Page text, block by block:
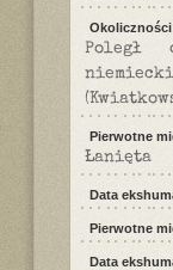
Poległ
Pierwotne
Łanięta
Data
Pierwotne
Data